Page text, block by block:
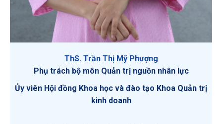
ThS. Trần Thị Mỹ Phượng
Phụ trách bộ môn Quản trị nguồn nhân lực
Ủy viên Hội đồng Khoa học và đào tạo Khoa Quản trị
kinh doanh